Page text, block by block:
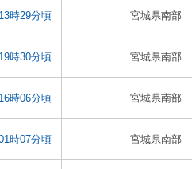
時29分頃 宮城県南部
時30分頃 宮城県南部
時06分頃 宮城県南部
時07分頃 宮城県南部